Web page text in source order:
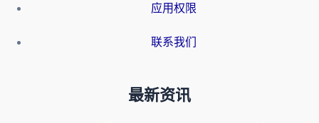
应用权限
联系我们
最新资讯